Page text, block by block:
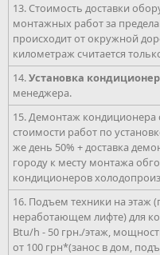
13. Стоимость доставки
монтажных работ за
происходит от окружной
километраж считается
14.Установка
менеджера.
15. Демонтаж кондиционера
стоимости работ по
же день 50% + доставка
городу к месту монтажа
кондиционеров
16. Подъем техники на этаж
неработающем лифте) для
Btu/h - 50 грн./этаж,
от 100 грн*(занос в дом,